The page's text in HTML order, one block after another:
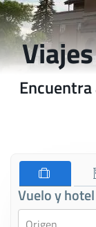
Vuelo y hotel